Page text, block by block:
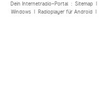
Dein Internetradio-Portal : Sitemap|
Windows| Radioplayer für Android|